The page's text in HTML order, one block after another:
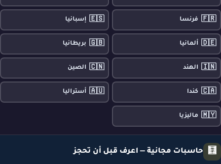
🇫🇷 فرنسا 🇪🇸 إسبانيا
🇩🇪 ألمانيا 🇬🇧 بريطانيا
🇮🇳 الهند 🇨🇳 الصين
🇨🇦 كندا 🇦🇺 أستراليا
🇲🇾 ماليزيا
🧮 حاسبات مجانية — اعرف قبل أن تحجز